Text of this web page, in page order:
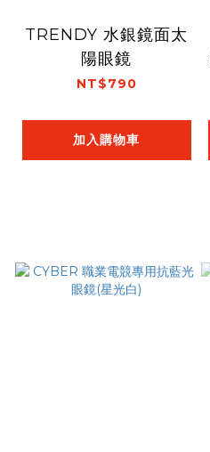
TRENDY 水銀鏡面太
陽眼鏡
NT$790
加入購物車